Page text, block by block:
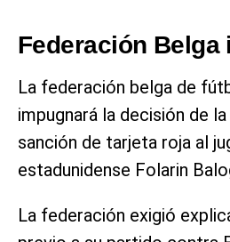
Federación Belga
La federación belga de
impugnará la decisión de
sanción de tarjeta roja al
estadunidense Folarin
La federación exigió